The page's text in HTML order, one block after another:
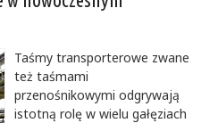
Taśmy transporterowe zwane
też taśmami
przenośnikowymi odgrywają
istotną rolę w wielu gałęziach